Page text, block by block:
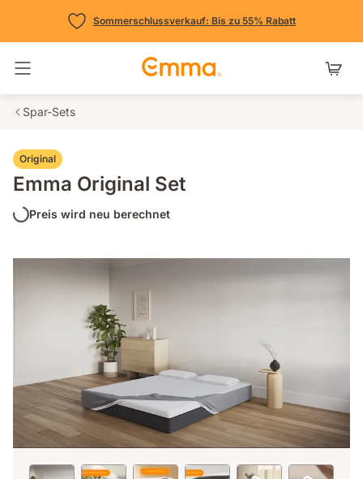
Sommerschlussverkauf: Bis zu 55% Rabatt
Navigation umschalten
Spar-Sets
Original
Emma Original Set
Preis wird neu berechnet